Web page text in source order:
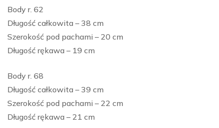
Body r. 62
Długość całkowita – 38 cm
Szerokość pod pachami – 20 cm
Długość rękawa – 19 cm
Body r. 68
Długość całkowita – 39 cm
Szerokość pod pachami – 22 cm
Długość rękawa – 21 cm